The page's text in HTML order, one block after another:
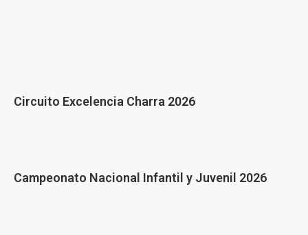
Circuito Excelencia Charra 2026
Campeonato Nacional Infantil y Juvenil 2026